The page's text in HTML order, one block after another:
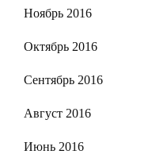
Ноябрь 2016
Октябрь 2016
Сентябрь 2016
Август 2016
Июнь 2016